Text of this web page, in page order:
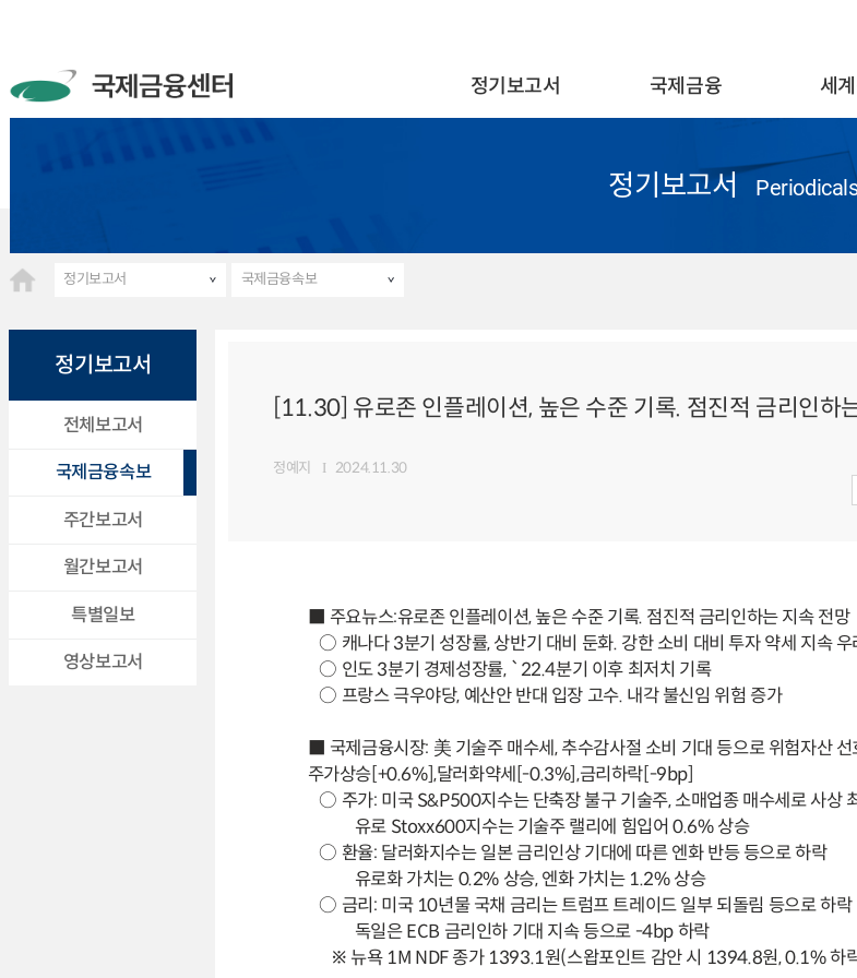
정기보고서 국제금융 세
정기보고서
정기보고서 국제금융속보
정기보고서
전체보고서
국제금융속보
주간보고서
월간보고서
특별일보
영상보고서
[11.30] 유로존 인플레이션, 높은 수준 기록. 점진적 금리인하
정예지 2024.11.30
■ 주요뉴스:유로존 인플레이션, 높은 수준 기록. 점진적 금리인하는 지속 전망
○ 캐나다 3분기 성장률, 상반기 대비 둔화. 강한 소비 대비 투자 약세 지속 우
○ 인도 3분기 경제성장률, `22.4분기 이후 최저치 기록
○ 프랑스 극우야당, 예산안 반대 입장 고수. 내각 불신임 위험 증가
■ 국제금융시장: 美 기술주 매수세, 추수감사절 소비 기대 등으로 위험자산 선
주가상승[+0.6%],달러화약세[-0.3%],금리하락[-9bp]
○ 주가: 미국 S&P500지수는 단축장 불구 기술주, 소매업종 매수세로 사상
유로 Stoxx600지수는 기술주 랠리에 힘입어 0.6% 상승
○ 환율: 달러화지수는 일본 금리인상 기대에 따른 엔화 반등 등으로 하락
유로화 가치는 0.2% 상승, 엔화 가치는 1.2% 상승
○ 금리: 미국 10년물 국채 금리는 트럼프 트레이드 일부 되돌림 등으로 하락
독일은 ECB 금리인하 기대 지속 등으로 -4bp 하락
※ 뉴욕 1M NDF 종가 1393.1원(스왑포인트 감안 시 1394.8원, 0.1% 하